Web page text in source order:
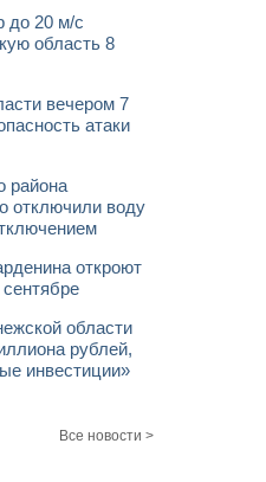
до 20 м/с
область 8
вечером 7
атаки
района
отключили воду
откроют
области
рублей,
инвестиции»
Все новости >